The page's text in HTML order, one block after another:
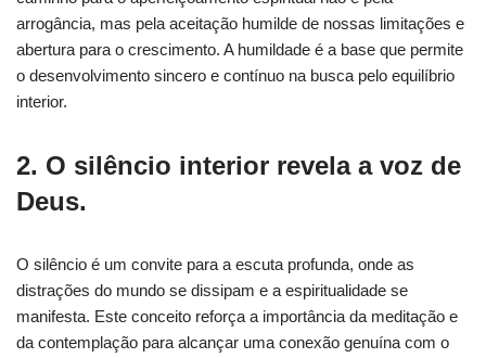
arrogância, mas pela aceitação humilde de nossas limitações e
abertura para o crescimento. A humildade é a base que permite
o desenvolvimento sincero e contínuo na busca pelo equilíbrio
interior.
2. O silêncio interior revela a voz de
Deus.
O silêncio é um convite para a escuta profunda, onde as
distrações do mundo se dissipam e a espiritualidade se
manifesta. Este conceito reforça a importância da meditação e
da contemplação para alcançar uma conexão genuína com o